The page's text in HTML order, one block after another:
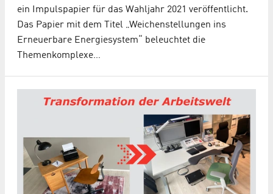
ein Impulspapier für das Wahljahr 2021 veröffentlicht.
Das Papier mit dem Titel „Weichenstellungen ins
Erneuerbare Energiesystem“ beleuchtet die
Themenkomplexe…